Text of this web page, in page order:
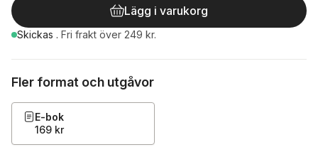
Lägg i varukorg
Skickas . Fri frakt över 249 kr.
Fler format och utgåvor
E-bok
169 kr